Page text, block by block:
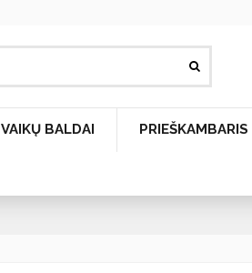
VAIKŲ BALDAI PRIEŠKAMBARIS